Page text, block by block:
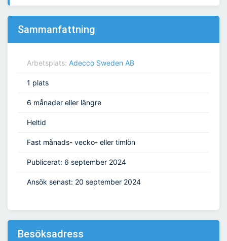
Sammanfattning
Arbetsplats: Adecco Sweden AB
1 plats
6 månader eller längre
Heltid
Fast månads- vecko- eller timlön
Publicerat: 6 september 2024
Ansök senast: 20 september 2024
Besöksadress